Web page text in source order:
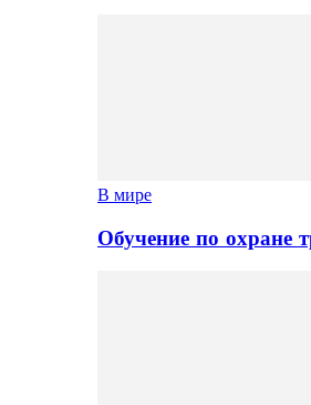
В мире
Обучение по охране